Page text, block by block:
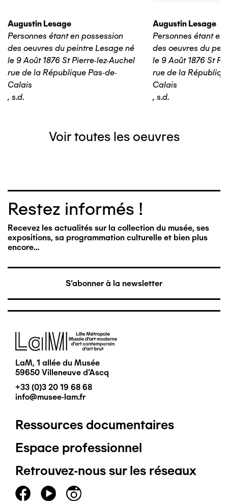
Augustin Lesage
Personnes étant en possession
des oeuvres du peintre Lesage né
le 9 Août 1876 St Pierre-lez-Auchel
rue de la République Pas-de-
Calais
, s.d.
Augustin Lesage
Personnes étant en
des oeuvres du
le 9 Août 1876 St
rue de la
Calais
, s.d.
Voir toutes les oeuvres
Restez informés !
Recevez les actualités sur la collection du musée, ses
expositions, sa programmation culturelle et bien plus
encore…
S'abonner à la newsletter
Image
LaM, 1 allée du Musée
59650 Villeneuve d'Ascq
+33 (0)3 20 19 68 68
info@musee-lam.fr
Pied
de
page
Ressources documentaires
Espace professionnel
Retrouvez-nous sur les réseaux